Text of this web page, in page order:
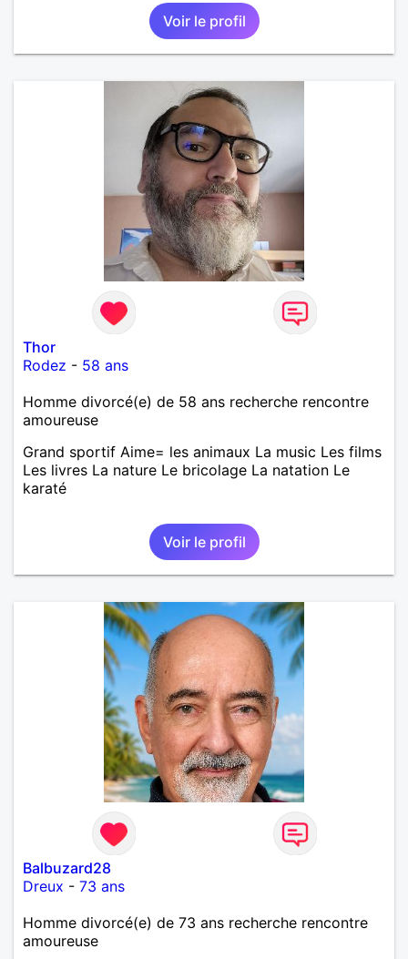
Voir le profil
Thor
Rodez - 58 ans
Homme divorcé(e) de 58 ans recherche rencontre
amoureuse
Grand sportif Aime= les animaux La music Les films
Les livres La nature Le bricolage La natation Le
karaté
Voir le profil
Balbuzard28
Dreux - 73 ans
Homme divorcé(e) de 73 ans recherche rencontre
amoureuse